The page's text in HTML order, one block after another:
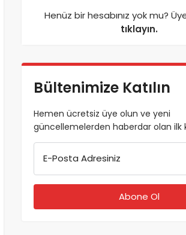
Henüz bir hesabınız yok mu?
tıklayın.
Bültenimize Katılın
Hemen ücretsiz üye olun ve yeni
güncellemelerden haberdar olan ilk
E-Posta Adresiniz